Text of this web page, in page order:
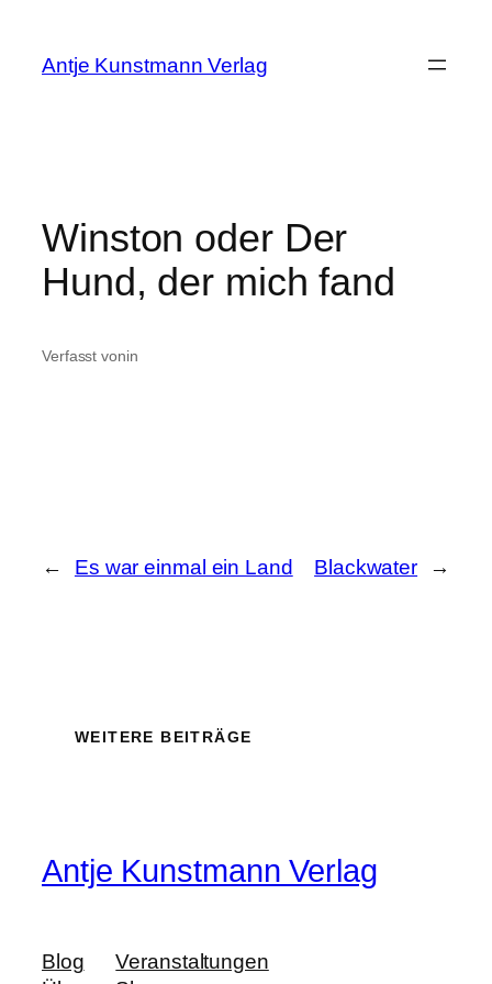
springen
Antje Kunstmann Verlag
Winston oder Der
Hund, der mich fand
Verfasst vonin
← Es war einmal ein Land Blackwater →
WEITERE BEITRÄGE
Antje Kunstmann Verlag
Blog
Veranstaltungen